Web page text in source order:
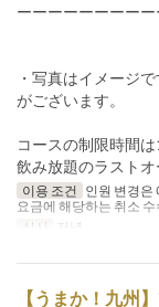
ーーーーーーーー
・写真はイメージ
がございます。
コースの制限時間
飲み放題のラストオ
이용 조건
인원 변경은
요금에 해당하는 취소
식사
저녁
【うまか！九州